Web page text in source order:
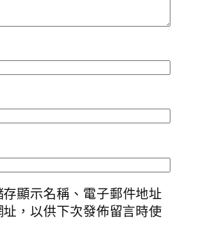
存顯示名稱、電子郵件地址
，以供下次發佈留言時使